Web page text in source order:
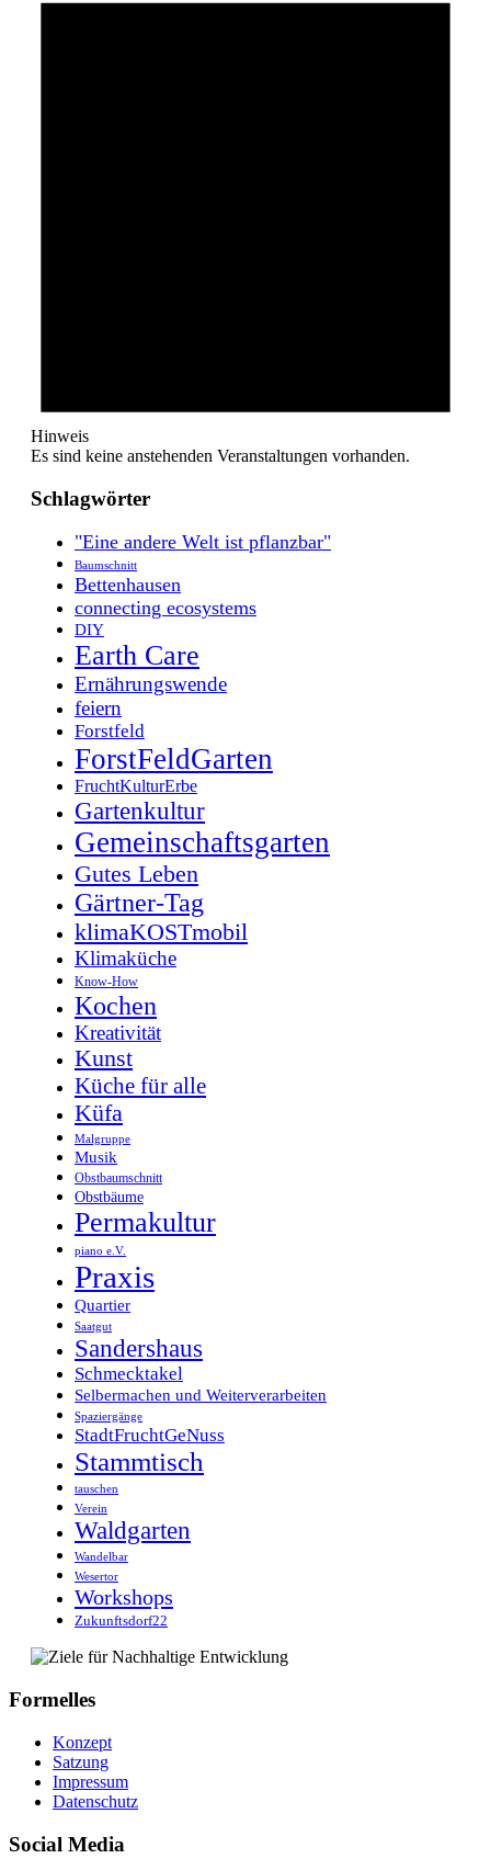
Hinweis
Es sind keine anstehenden Veranstaltungen vorhanden.
Schlagwörter
"Eine andere Welt ist pflanzbar"
Baumschnitt
Bettenhausen
connecting ecosystems
DIY
Earth Care
Ernährungswende
feiern
Forstfeld
ForstFeldGarten
FruchtKulturErbe
Gartenkultur
Gemeinschaftsgarten
Gutes Leben
Gärtner-Tag
klimaKOSTmobil
Klimaküche
Know-How
Kochen
Kreativität
Kunst
Küche für alle
Küfa
Malgruppe
Musik
Obstbaumschnitt
Obstbäume
Permakultur
piano e.V.
Praxis
Quartier
Saatgut
Sandershaus
Schmecktakel
Selbermachen und Weiterverarbeiten
Spaziergänge
StadtFruchtGeNuss
Stammtisch
tauschen
Verein
Waldgarten
Wandelbar
Wesertor
Workshops
Zukunftsdorf22
Formelles
Konzept
Satzung
Impressum
Datenschutz
Social Media